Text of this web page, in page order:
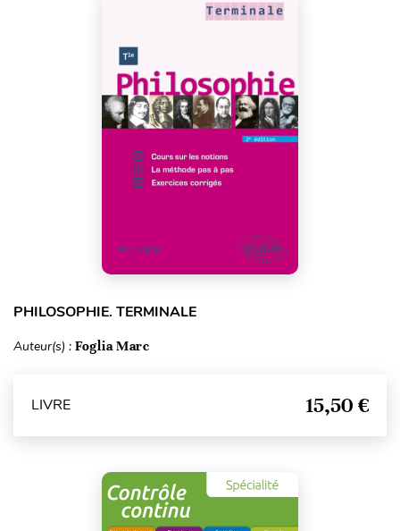
PHILOSOPHIE. TERMINALE
Auteur(s) : Foglia Marc
LIVRE 15,50 €